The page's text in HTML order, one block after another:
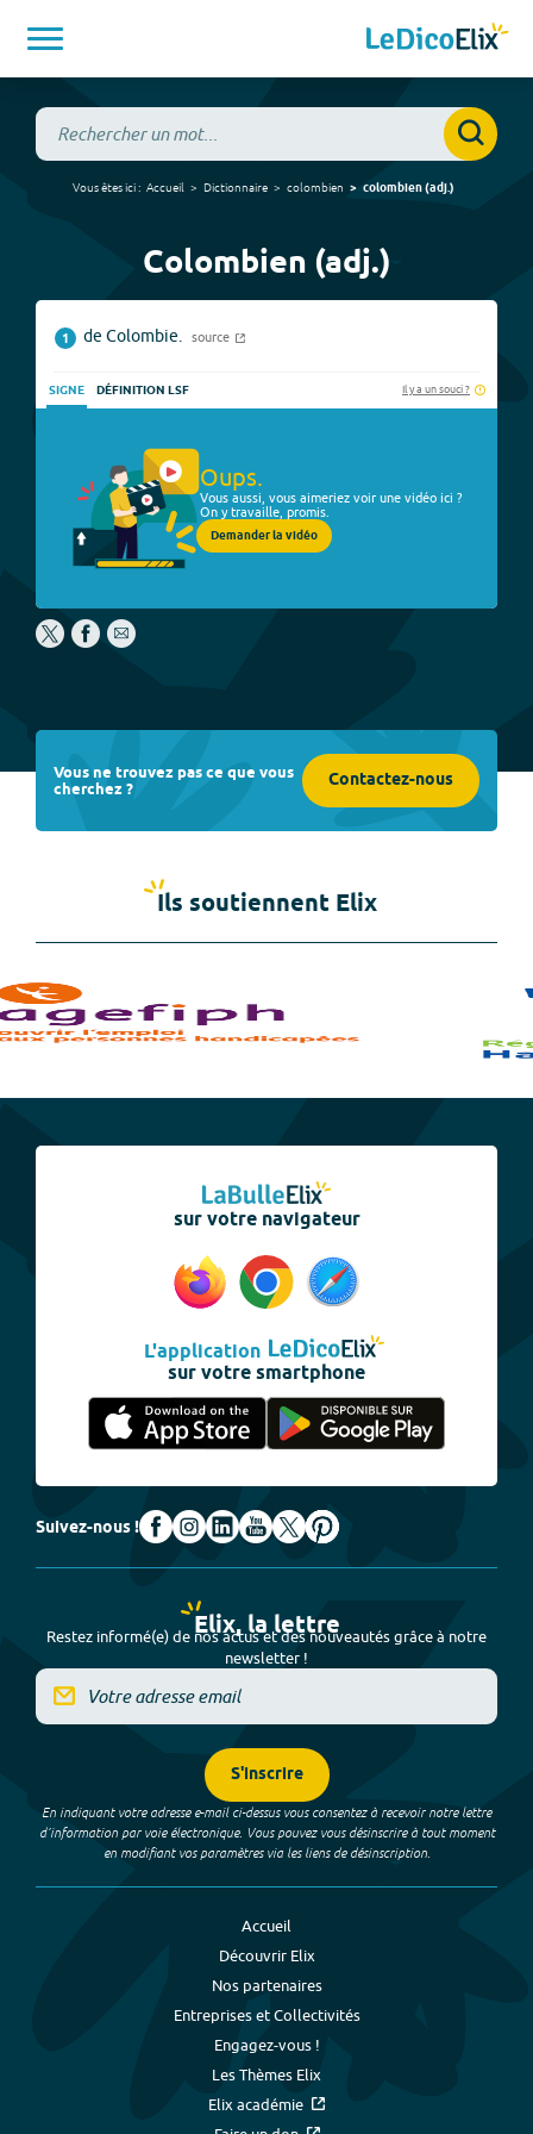
Vous êtes ici : Accueil Dictionnaire colombien colombien(adj.)
Colombien (adj.)
1 de Colombie. source
SIGNE DÉFINITION LSF Il y a un souci ?
Oups.
Vous aussi, vous aimeriez voir une vidéo ici ?
On y travaille, promis.
Demander la vidéo
Vous ne trouvez pas ce que vous
cherchez ? Contactez-nous
Ils soutiennent Elix
sur votre navigateur
L'application
sur votre smartphone
Suivez-nous !
Elix, la lettre
Restez informé(e) de nos actus et des nouveautés grâce à notre
newsletter !
S'inscrire
En indiquant votre adresse e-mail ci-dessus vous consentez à recevoir notre lettre
d’information par voie électronique. Vous pouvez vous désinscrire à tout moment
en modifiant vos paramètres via les liens de désinscription.
Accueil
Découvrir Elix
Nos partenaires
Entreprises et Collectivités
Engagez-vous !
Les Thèmes Elix
Elix académie